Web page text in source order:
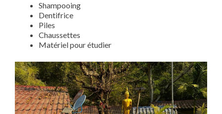
Shampooing
Dentifrice
Piles
Chaussettes
Matériel pour étudier